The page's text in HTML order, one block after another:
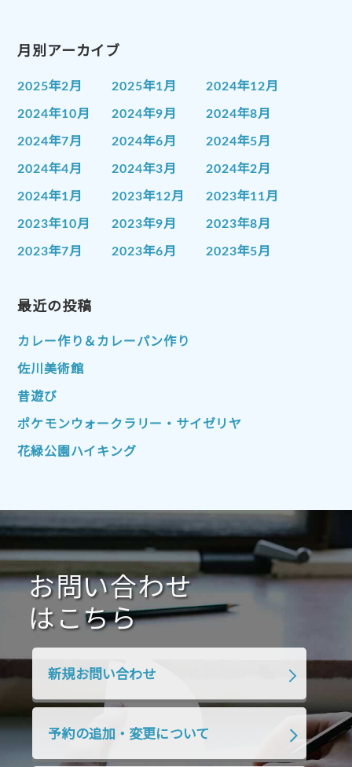
月別アーカイブ
2025年2月 2025年1月 2024年12月
2024年10月 2024年9月 2024年8月
2024年7月 2024年6月 2024年5月
2024年4月 2024年3月 2024年2月
2024年1月 2023年12月 2023年11月
2023年10月 2023年9月 2023年8月
2023年7月 2023年6月 2023年5月
2023年1月
2022年10月 2022年9月
2022年7月
2022年4月
2022年1月 2021年12月 2021年11月
2021年10月 2021年9月
2021年1月 2020年12月 2020年11月
2020年10月 2020年9月 2020年8月
2020年7月 2020年6月 2020年5月
2020年4月 2020年3月 2020年2月
2019年10月 2019年9月
2019年4月
最近の投稿
カレー作り＆カレーパン作り
佐川美術館
昔遊び
ポケモンウォークラリー・サイゼリヤ
花緑公園ハイキング
お問い合わせ
はこちら
新規お問い合わせ
予約の追加・変更について